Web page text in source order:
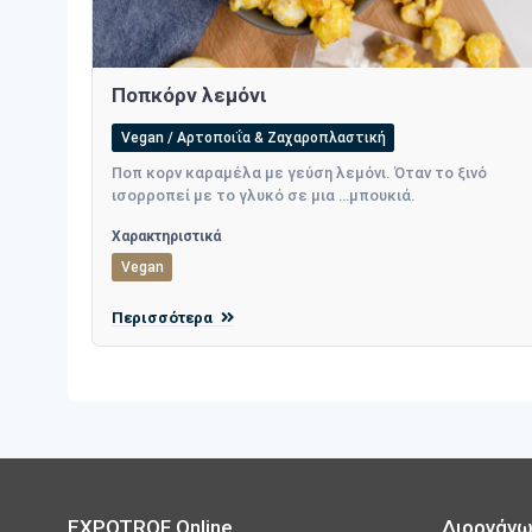
Ποπκόρν λεμόνι
Vegan / Αρτοποιΐα & Ζαχαροπλαστική
Ποπ κορν καραμέλα με γεύση λεμόνι. Όταν το ξινό
ισορροπεί με το γλυκό σε μια …μπουκιά.
Χαρακτηριστικά
Vegan
Περισσότερα